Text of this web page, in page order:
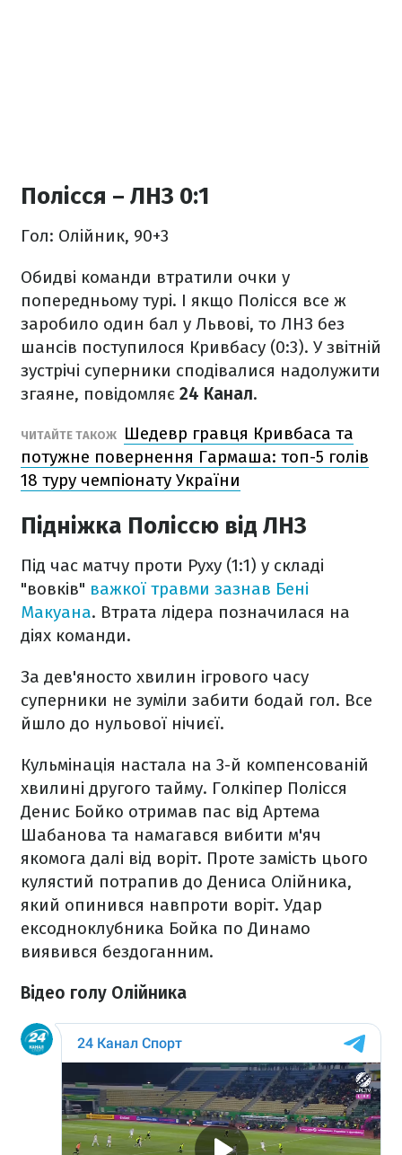
Полісся – ЛНЗ 0:1
Гол: Олійник, 90+3
Обидві команди втратили очки у
попередньому турі. І якщо Полісся все ж
заробило один бал у Львові, то ЛНЗ без
шансів поступилося Кривбасу (0:3). У звітній
зустрічі суперники сподівалися надолужити
згаяне, повідомляє 24 Канал.
ЧИТАЙТЕ ТАКОЖ
Шедевр гравця Кривбаса та
потужне повернення Гармаша: топ-5 голів
18 туру чемпіонату України
Підніжка Поліссю від ЛНЗ
Під час матчу проти Руху (1:1) у складі
"вовків" важкої травми зазнав Бені
Макуана. Втрата лідера позначилася на
діях команди.
За дев'яносто хвилин ігрового часу
суперники не зуміли забити бодай гол. Все
йшло до нульової нічиєї.
Кульмінація настала на 3-й компенсованій
хвилині другого тайму. Голкіпер Полісся
Денис Бойко отримав пас від Артема
Шабанова та намагався вибити м'яч
якомога далі від воріт. Проте замість цього
кулястий потрапив до Дениса Олійника,
який опинився навпроти воріт. Удар
ексодноклубника Бойка по Динамо
виявився бездоганним.
Відео голу Олійника